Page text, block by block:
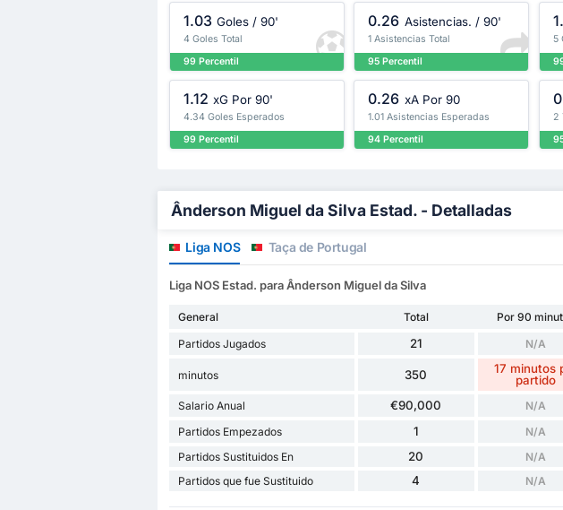
1.03 Goles / 90'
4 Goles Total
99 Percentil
0.26 Asistencias. / 90'
1 Asistencias Total
95 Percentil
5
1.12 xG Por 90'
4.34 Goles Esperados
99 Percentil
0.26 xA Por 90
1.01 Asistencias Esperadas
94 Percentil
2
Ânderson Miguel da Silva Estad. - Detalladas
Liga NOS Taça de Portugal
Liga NOS Estad. para Ânderson Miguel da Silva
General Total Por 90
Partidos Jugados
21 N/A
minutos 350
17 minutos
partido
Salario Anual €90,000 N/A
Partidos Empezados 1 N/A
Partidos Sustituidos En 20 N/A
Partidos que fue Sustituido 4 N/A